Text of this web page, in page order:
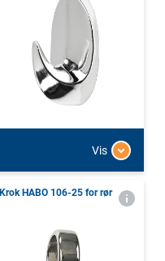
Vis
Krok HABO 106-25 for rør